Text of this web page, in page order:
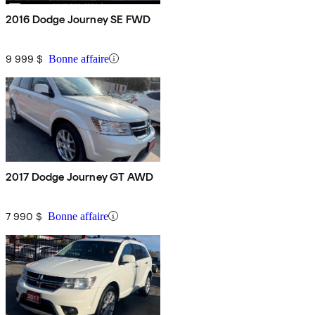
2016 Dodge Journey SE FWD
9 999 $ Bonne affaire
2017 Dodge Journey GT AWD
7 990 $ Bonne affaire